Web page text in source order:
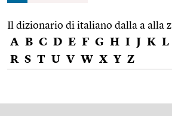
Il dizionario di italiano dalla a alla z
A B C D E F G H I J K L
R S T U V W X Y Z